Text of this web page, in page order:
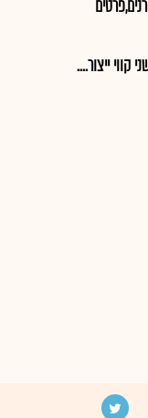
ייצור....